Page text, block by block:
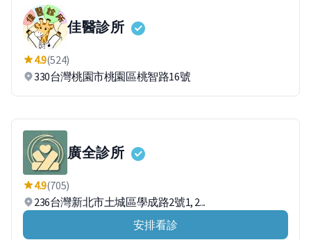
佳醫診所
4.9(524)
330台灣桃園市桃園區桃智路16號
廣全診所
4.9(705)
236台灣新北市土城區學成路2號1, 2...
安排看診